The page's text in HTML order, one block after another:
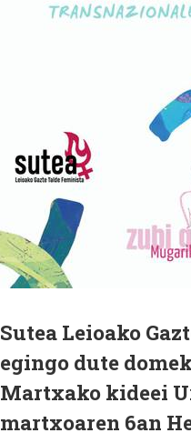
Sutea Leioako
egingo dute
Martxako kideei
martxoaren 6an